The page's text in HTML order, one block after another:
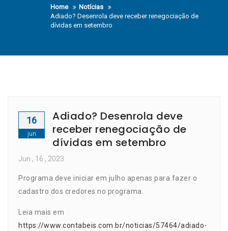
Home
Notícias
Adiado? Desenrola deve receber renegociação de
dívidas em setembro
16
jun
Adiado? Desenrola deve
receber renegociação de
dívidas em setembro
Jun , 16 , 2023
Programa deve iniciar em julho apenas para fazer o
cadastro dos credores no programa.
Leia mais em
https://www.contabeis.com.br/noticias/57464/adiado-